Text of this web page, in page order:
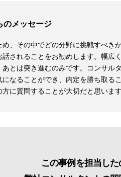
のメッセージ
、その中でどの分野に挑戦すべき
話されることをお勧めします。幅広
とは突き進むのみです。コンサル
になることができ、内定を勝ち取る
に質問することが大切だと思います
この事例を担当した